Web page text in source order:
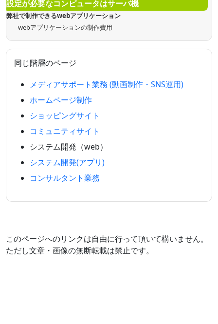
設定が必要なコンピュータはサーバ機
弊社で制作できるwebアプリケーション
webアプリケーションの制作費用
同じ階層のページ
メディアサポート業務 (動画制作・SNS運用)
ホームページ制作
ショッピングサイト
コミュニティサイト
システム開発（web）
システム開発(アプリ)
コンサルタント業務
このページへのリンクは自由に行って頂いて構いません。
ただし文章・画像の無断転載は禁止です。